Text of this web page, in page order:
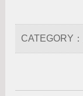
CATEGORY：